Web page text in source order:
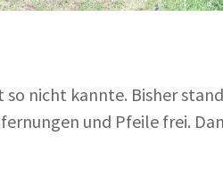
so nicht kannte. Bisher
und Pfeile frei.